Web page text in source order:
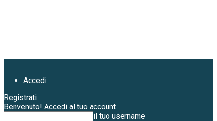
Accedi
Registrati
Benvenuto! Accedi al tuo account
il tuo username